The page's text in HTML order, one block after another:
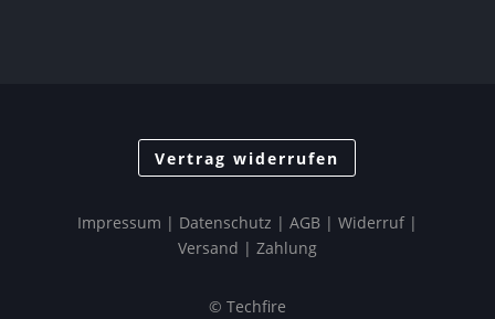
Vertrag widerrufen
Impressum | Datenschutz | AGB | Widerruf|
Versand | Zahlung
© Techfire